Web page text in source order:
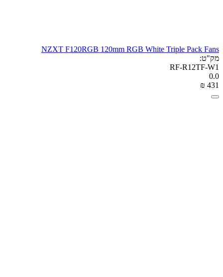
NZXT F120RGB 120mm RGB White Triple Pack Fans
מק"ט:
RF-R12TF-W1
0.0
₪ ‍431‍